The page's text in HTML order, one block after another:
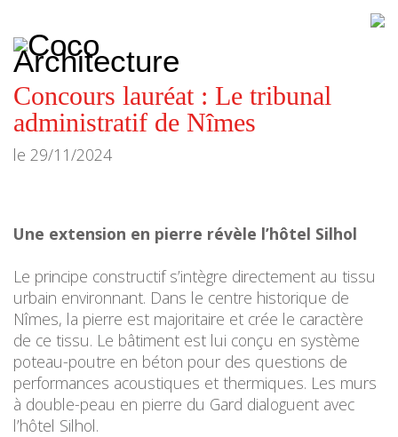
Architecture
architecture,
urbanisme,
etc.
Concours lauréat : Le tribunal
administratif de Nîmes
le 29/11/2024
Une extension en pierre révèle l’hôtel Silhol
Le principe constructif s’intègre directement au tissu
urbain environnant. Dans le centre historique de
Nîmes, la pierre est majoritaire et crée le caractère
de ce tissu. Le bâtiment est lui conçu en système
poteau-poutre en béton pour des questions de
performances acoustiques et thermiques. Les murs
à double-peau en pierre du Gard dialoguent avec
l’hôtel Silhol.